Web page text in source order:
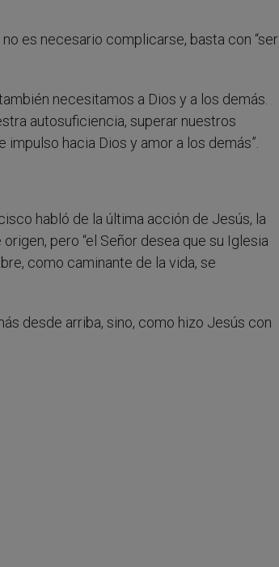
es necesario complicarse, basta con “ser
necesitamos a Dios y a los demás.
autosuficiencia, superar nuestros
hacia Dios y amor a los demás”.
habló de la última acción de Jesús, la
pero “el Señor desea que su Iglesia
como caminante de la vida, se
desde arriba, sino, como hizo Jesús con